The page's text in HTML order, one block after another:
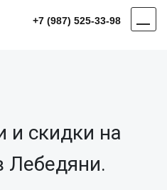
+7 (987) 525-33-98
и скидки на
Лебедяни.